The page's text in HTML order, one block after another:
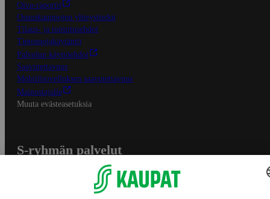
Oiva-raportit
Osuuskauppojen yhteystiedot
Tilaus- ja toimitusehdot
Tietosuojakäytäntö
Palvelun käyttöehdot
Saavutettavuus
Mobiilisovelluksen saavutettavuus
Mainostajalle
Muuta evästeasetuksia
S-ryhmän palvelut